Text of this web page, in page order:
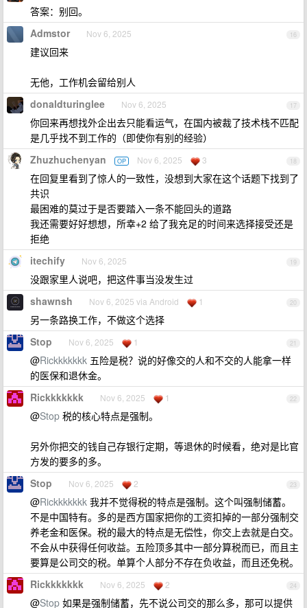
答案：别回。
16
Admstor Nov 6, 2025
建议回来
无他，工作机会留给别人
17
donaldturinglee Nov 6, 2025
你回来再想找外企出去只能看运气，在国内被裁了技术栈不匹配
是几乎找不到工作的（即使你有别的经验）
18
Zhuzhuchenyan OP Nov 6, 2025 3
在回复里看到了惊人的一致性，没想到大家在这个话题下找到了
共识
最困难的莫过于是否要踏入一条不能回头的道路
我还需要好好想想，所幸+2 给了我充足的时间来选择接受还是
拒绝
19
itechify Nov 6, 2025
没跟家里人说吧，把这件事当没发生过
20
shawnsh Nov 6, 2025 via Android 1
另一条路换工作，不做这个选择
21
Stop Nov 6, 2025 1
@Rickkkkkkk 五险是税？说的好像交的人和不交的人能拿一样
的医保和退休金。
22
Rickkkkkkk Nov 6, 2025 1
@Stop 税的核心特点是强制。
另外你把交的钱自己存银行定期，等退休的时候看，绝对是比官
方发的要多的多。
23
Stop Nov 6, 2025 2
@Rickkkkkkk 我并不觉得税的特点是强制。这个叫强制储蓄。
不是中国特有。多的是西方国家把你的工资扣掉的一部分强制交
养老金和医保。税的最大的特点是无偿性，你交上去就是白交。
不会从中获得任何收益。五险顶多其中一部分算税而已，而且主
要算是公司交的税。单算个人部分不存在负收益，而且还免税。
24
Rickkkkkkk Nov 6, 2025 2
@Stop 如果是强制储蓄，先不说公司交的那么多，那可以提供